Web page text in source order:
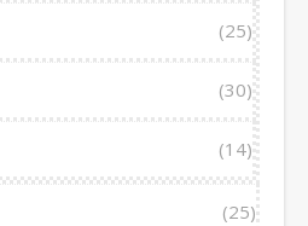
(25)
(30)
(14)
(25)